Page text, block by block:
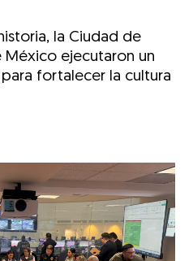
la Ciudad de
ejecutaron un
fortalecer la cultura
Email
mediante Facebook
actual mediante Twitter
artículo actual mediante LinkedIn
el artículo actual mediante